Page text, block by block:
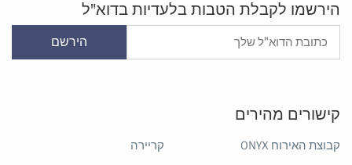
הירשמו לקבלת הטבות בלעדיות בדוא"ל
הירשם
קישורים מהירים
קבוצת האירוח ONYX קריירה